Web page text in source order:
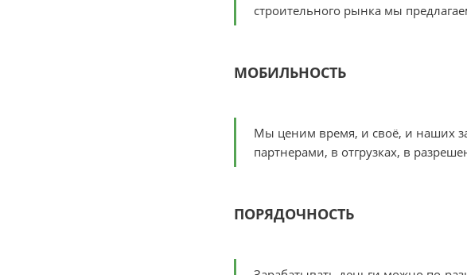
строительного рынка мы
МОБИЛЬНОСТЬ
Мы ценим время, и своё, и наших
партнерами, в отгрузках, в
ПОРЯДОЧНОСТЬ